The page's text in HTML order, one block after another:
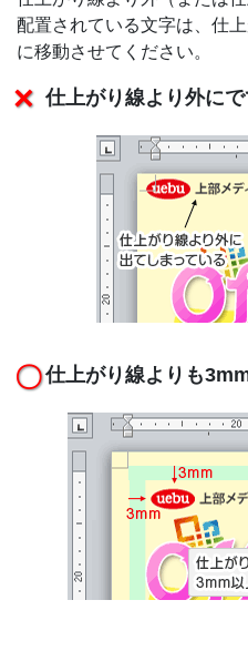
配置されている文字は、仕
に移動させてください。
仕上がり線より外に
仕上がり線よりも